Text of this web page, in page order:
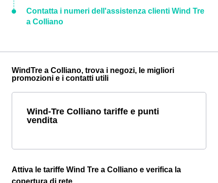
Contatta i numeri dell'assistenza clienti Wind Tre
a Colliano
WindTre a Colliano, trova i negozi, le migliori
promozioni e i contatti utili
Wind-Tre Colliano tariffe e punti
vendita
Attiva le tariffe Wind Tre a Colliano e verifica la
copertura di rete